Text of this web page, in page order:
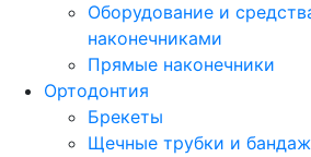
Оборудование и
наконечниками
Прямые наконечники
Ортодонтия
Брекеты
Щечные трубки и